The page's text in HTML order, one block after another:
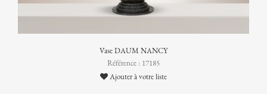
Vase DAUM NANCY
Référence : 17185
Ajouter à votre liste